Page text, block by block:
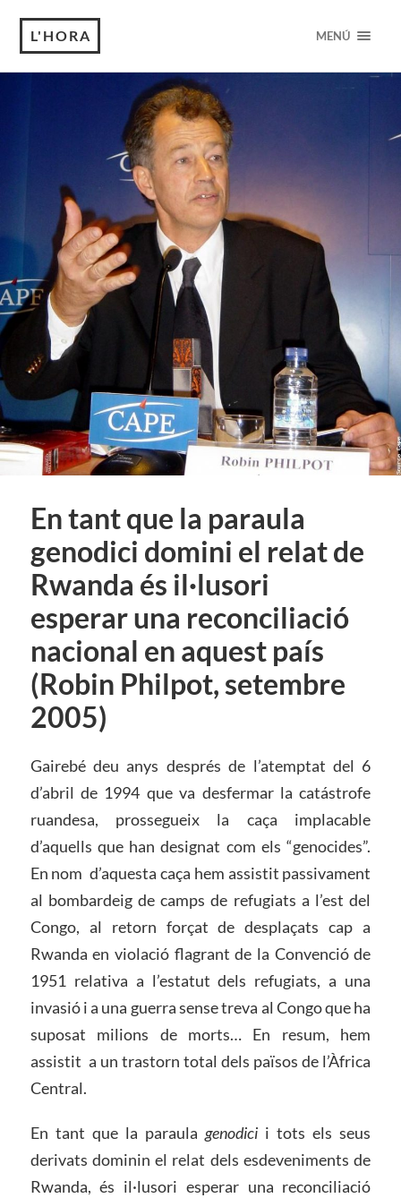
L'HORA MENÚ
En tant que la paraula
genodici domini el relat de
Rwanda és il·lusori
esperar una reconciliació
nacional en aquest país
(Robin Philpot, setembre
2005)
Gairebé deu anys després de l’atemptat del 6
d’abril de 1994 que va desfermar la catástrofe
ruandesa, prossegueix la caça implacable
d’aquells que han designat com els “genocides”.
En nom d’aquesta caça hem assistit passivament
al bombardeig de camps de refugiats a l’est del
Congo, al retorn forçat de desplaçats cap a
Rwanda en violació flagrant de la Convenció de
1951 relativa a l’estatut dels refugiats, a una
invasió i a una guerra sense treva al Congo que ha
suposat milions de morts… En resum, hem
assistit a un trastorn total dels països de l’Àfrica
Central.
En tant que la paraulagenodici i tots els seus
derivats dominin el relat dels esdeveniments de
Rwanda, és il·lusori esperar una reconciliació